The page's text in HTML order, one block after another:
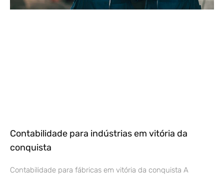
Contabilidade para indústrias em vitória da
conquista
Contabilidade para fábricas em vitória da conquista A